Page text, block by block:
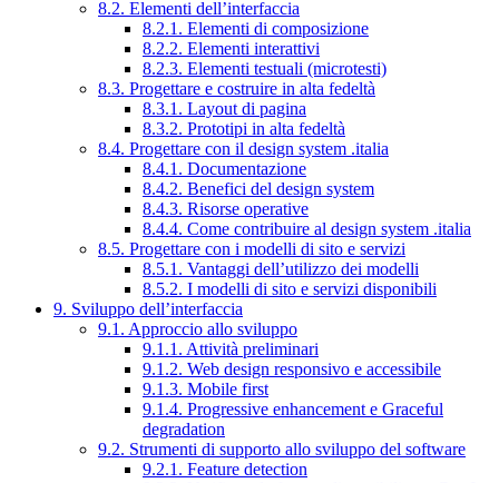
8.2. Elementi dell’interfaccia
8.2.1. Elementi di composizione
8.2.2. Elementi interattivi
8.2.3. Elementi testuali (microtesti)
8.3. Progettare e costruire in alta fedeltà
8.3.1. Layout di pagina
8.3.2. Prototipi in alta fedeltà
8.4. Progettare con il design system .italia
8.4.1. Documentazione
8.4.2. Benefici del design system
8.4.3. Risorse operative
8.4.4. Come contribuire al design system .italia
8.5. Progettare con i modelli di sito e servizi
8.5.1. Vantaggi dell’utilizzo dei modelli
8.5.2. I modelli di sito e servizi disponibili
9. Sviluppo dell’interfaccia
9.1. Approccio allo sviluppo
9.1.1. Attività preliminari
9.1.2. Web design responsivo e accessibile
9.1.3. Mobile first
9.1.4. Progressive enhancement e Graceful
degradation
9.2. Strumenti di supporto allo sviluppo del software
9.2.1. Feature detection